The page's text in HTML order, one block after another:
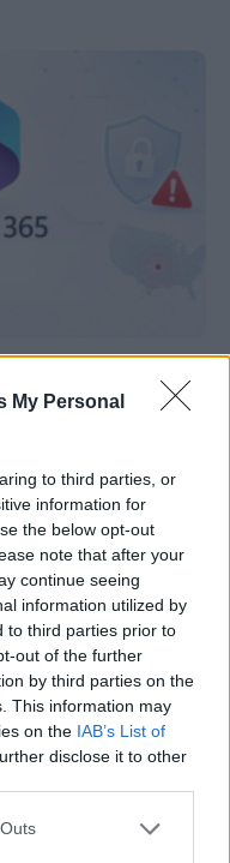
My Personal
to third parties, or
information for
the below opt-out
note that after your
continue seeing
information utilized by
to third parties prior to
out of the further
by third parties on the
This information may
on the IAB’s List of
disclose it to other
365 με